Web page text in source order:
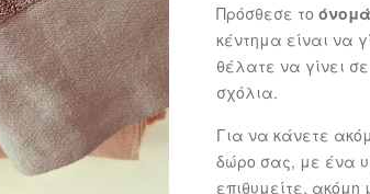
Πρόσθεσε το όνομά
κέντημα είναι να
θέλατε να γίνει
σχόλια.
Για να κάνετε
δώρο σας, με ένα
επιθυμείτε,